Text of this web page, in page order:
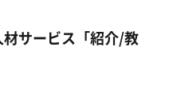
サービス「紹介/教